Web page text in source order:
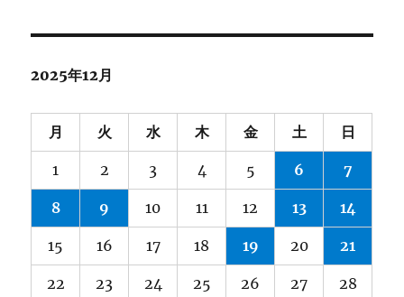
2025年12月
月 火 水 木 金 土 日
1 2 3 4 5 6 7
8 9 10 11 12 13 14
15 16 17 18 19 20 21
22 23 24 25 26 27 28